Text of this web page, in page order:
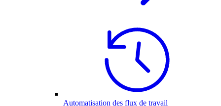
Automatisation des flux de travail